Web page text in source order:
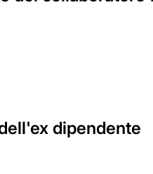
dipendente